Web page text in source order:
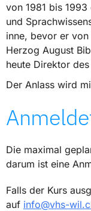
von 1981 bis
und
inne, bevor er
Herzog August
heute Direktor
Der Anlass wird
Die maximal
darum ist eine
Falls der Kurs
auf info@vhs-